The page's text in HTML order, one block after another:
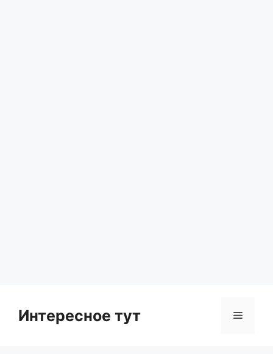
Интересное тут Menu